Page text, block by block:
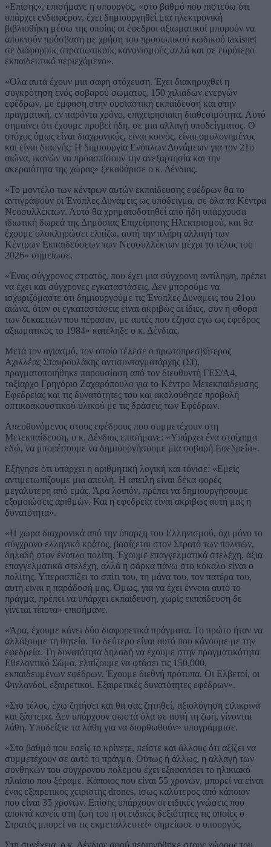
«Επίσης», επισήμανε η υπουργός, «στο βαθμό που πιστεύω ότι
υπάρχει ενδιαφέρον, έχει δημιουργηθεί μια ηλεκτρονική
βιβλιοθήκη μέσω της οποίας οι έφεδροι αξιωματικοί μπορούν να
αποκτούν πρόσβαση με χρήση του προσωπικού κωδικού taxisnet
σε διάφορους στρατιωτικούς κανονισμούς αλλά και σε ευρύτερο
εκπαιδευτικό περιεχόμενο».
«Όλα αυτά έχουν μια σαφή στόχευση. Έχει διακηρυχθεί η
συγκρότηση ενός σοβαρού σώματος, 150 χιλιάδων ενεργών
εφέδρων, με έμφαση στην ουσιαστική εκπαίδευση και στην
πραγματική, εν παρόντα χρόνο, επιχειρησιακή διαθεσιμότητα. Αυτό
σημαίνει ότι έχουμε προβεί ήδη, σε μια αλλαγή υποδείγματος. Ο
στόχος όμως είναι διαχρονικός, είναι κοινός, είναι ομολογημένος
και είναι διαυγής: Η δημιουργία Ενόπλων Δυνάμεων για τον 21ο
αιώνα, ικανών να προασπίσουν την ανεξαρτησία και την
ακεραιότητα της χώρας» ξεκαθάρισε ο κ. Δένδιας.
«Το μοντέλο των κέντρων αυτών εκπαίδευσης εφέδρων θα το
αντιγράψουν οι Ένοπλες Δυνάμεις ως υπόδειγμα, σε όλα τα Κέντρα
Νεοσυλλέκτων. Αυτό θα χρηματοδοτηθεί από ήδη υπάρχουσα
ιδιωτική δωρεά της Δημόσιας Επιχείρησης Ηλεκτρισμού, και θα
έχουμε ολοκληρώσει ελπίζω, αυτή την πλήρη αλλαγή των
Κέντρων Εκπαιδεύσεων των Νεοσυλλέκτων μέχρι το τέλος του
2026» σημείωσε.
«Ένας σύγχρονος στρατός, που έχει μια σύγχρονη αντίληψη, πρέπει
να έχει και σύγχρονες εγκαταστάσεις. Δεν μπορούμε να
ισχυριζόμαστε ότι δημιουργούμε τις Ένοπλες Δυνάμεις του 21ου
αιώνα, όταν οι εγκαταστάσεις είναι ακριβώς οι ίδιες, συν η φθορά
των δεκαετιών που πέρασαν, με αυτές που έζησα εγώ ως έφεδρος
αξιωματικός το 1984» κατέληξε ο κ. Δένδιας.
Μετά τον αγιασμό, τον οποίο τέλεσε ο πρωτοπρεσβύτερος
Αχιλλέας Σταυρουλάκης αντισυνταγματάρχης (ΣΙ),
πραγματοποιήθηκε παρουσίαση από τον διευθυντή ΓΕΣ/Α4,
ταξίαρχο Γρηγόριο Ζαχαρόπουλο για το Κέντρο Μετεκπαίδευσης
Εφεδρείας και τις δυνατότητες του και ακολούθησε προβολή
οπτικοακουστικού υλικού με τις δράσεις των Εφέδρων.
Απευθυνόμενος στους εφέδρους που συμμετέχουν στη
Μετεκπαίδευση, ο κ. Δένδιας επισήμανε: «Υπάρχει ένα στοίχημα
εδώ, να μπορέσουμε να δημιουργήσουμε μια σοβαρή Εφεδρεία».
Εξήγησε ότι υπάρχει η αριθμητική λογική και τόνισε: «Εμείς
αντιμετωπίζουμε μια απειλή. Η απειλή είναι δέκα φορές
μεγαλύτερη από εμάς. Άρα λοιπόν, πρέπει να δημιουργήσουμε
εξομοιώσεις αριθμών. Και η εφεδρεία είναι ακριβώς αυτή μας η
δυνατότητα».
«Η χώρα διαχρονικά από την ύπαρξη του Ελληνισμού, όχι μόνο το
σύγχρονο ελληνικό κράτος, βασίζεται στον Στρατό των πολιτών,
δηλαδή στον ένοπλο πολίτη. Έχουμε επαγγελματικά στελέχη, άξια
επαγγελματικά στελέχη, αλλά η σάρκα πάνω στο κόκαλο είναι ο
πολίτης. Υπερασπίζει το σπίτι του, τη μάνα του, τον πατέρα του,
αυτή είναι η παράδοσή μας. Όμως, για να έχει έννοια αυτό το
πράγμα, πρέπει να υπάρχει εκπαίδευση, χωρίς εκπαίδευση δε
γίνεται τίποτα» επισήμανε.
«Άρα, έχουμε κάνει δύο διαφορετικά πράγματα. Το πρώτο ήταν να
αλλάξουμε τη θητεία. Το δεύτερο είναι αυτό που κάνουμε με την
εφεδρεία. Τη δυνατότητα δηλαδή να έχουμε στην πραγματικότητα
Εθελοντικό Σώμα, ελπίζουμε να φτάσει τις 150.000,
εκπαιδευμένων εφέδρων. Έχουμε διεθνή πρότυπα. Οι Ελβετοί, οι
Φινλανδοί, εξαιρετικοί. Εξαιρετικές δυνατότητες εφέδρων».
«Στο τέλος, έχω ζητήσει και θα σας ζητηθεί, αξιολόγηση ειλικρινά
και ξάστερα. Δεν υπάρχουν σωστά όλα σε αυτή τη ζωή, γίνονται
λάθη. Υποδείξτε τα λάθη για να διορθωθούν» υπογράμμισε.
«Στο βαθμό που εσείς το κρίνετε, πείστε και άλλους ότι αξίζει να
συμμετέχουν σε αυτό το πράγμα. Ούτως ή άλλως, η αλλαγή των
συνθηκών του σύγχρονου πολέμου έχει εξαφανίσει το ηλικιακό
πλαίσιο που ξέραμε. Κάποιος που είναι 55 χρονών, μπορεί να είναι
ένας εξαιρετικός χειριστής drones, ίσως καλύτερος από κάποιον
που είναι 35 χρονών. Επίσης υπάρχουν οι ειδικές γνώσεις που
αποκτά κανείς στη ζωή του ή οι ειδικές δεξιότητες τις οποίες ο
Στρατός μπορεί να τις εκμεταλλευτεί» σημείωσε ο υπουργός.
Στη συνέχεια, ο κ. Δένδιας αφού περιηγήθηκε στους χώρους του